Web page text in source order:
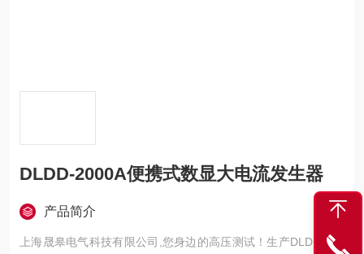
DLDD-2000A便携式数显大电流发生器
产品简介
上海晟皋电气科技有限公司,您身边的高压测试！生产DLDD-200